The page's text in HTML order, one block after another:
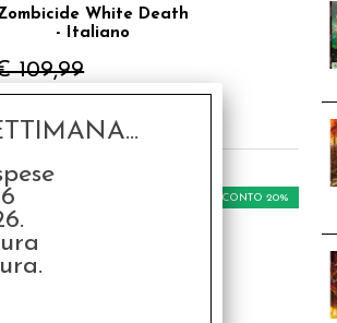
White Death
- Italiano
109,99
SCONTO 20%